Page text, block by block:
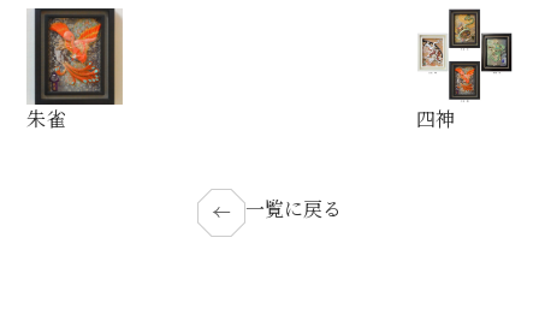
朱雀 四神
一覧に戻る